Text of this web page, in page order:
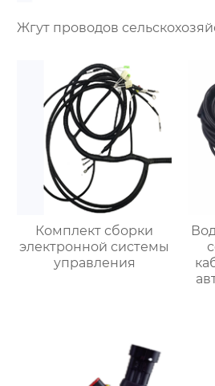
Жгут проводов
Комплект сборки
электронной системы
управления